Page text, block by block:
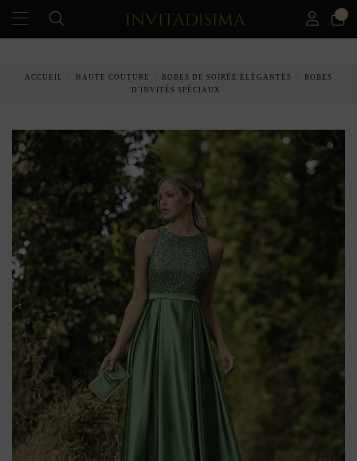
ACCUEIL HAUTE COUTURE ROBES DE SOIRÉE ÉLÉGANTES
ROBES
D'INVITÉS SPÉCIAUX